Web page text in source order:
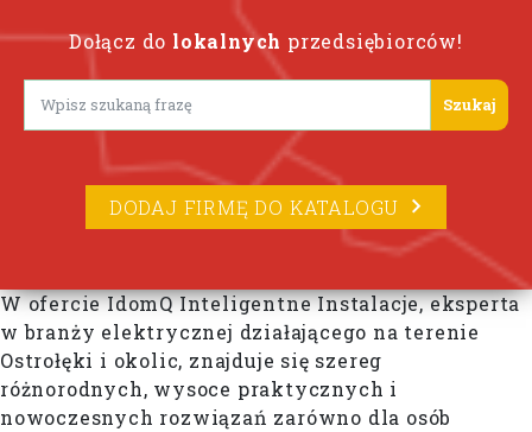
Dołącz do lokalnych przedsiębiorców!
DODAJ FIRMĘ DO KATALOGU
W ofercie IdomQ Inteligentne Instalacje, eksperta
w branży elektrycznej działającego na terenie
Ostrołęki i okolic, znajduje się szereg
różnorodnych, wysoce praktycznych i
nowoczesnych rozwiązań zarówno dla osób